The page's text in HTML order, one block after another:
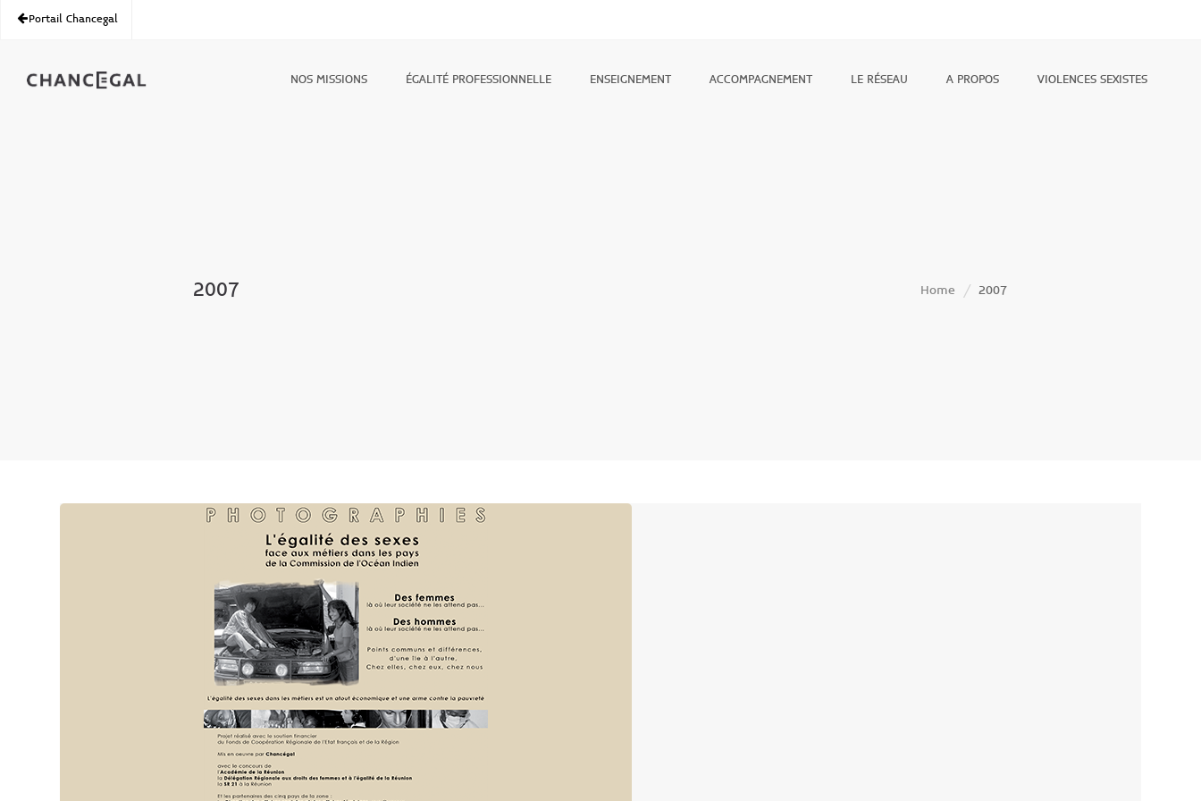
Portail Chancegal
NOS MISSIONS ÉGALITÉ PROFESSIONNELLE ENSEIGNEMENT ACCOMPAGNEMENT LE RÉSEAU A PROPOS VIOLENCES SEXISTES
2007 Home 2007